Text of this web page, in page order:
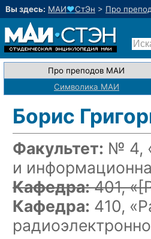
Вы здесь: МАИ♥СтЭн > Про
Про преподов МАИ
Символика МАИ
Борис
Факультет: № 4,
и
Кафедра:401, «
Кафедра: 410,